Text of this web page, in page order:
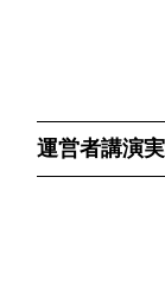
運営者講演